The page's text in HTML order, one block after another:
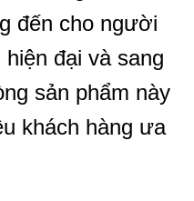
đến cho người
đại và sang
sản phẩm này
khách hàng ưa